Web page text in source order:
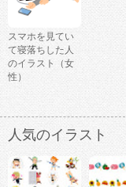
スマホを見てい
て寝落ちした人
のイラスト（女
性）
人気のイラスト